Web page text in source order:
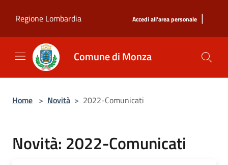
Regione Lombardia
Accedi all'area personale |
Comune di Monza
Home > Novità > 2022-Comunicati
Novità: 2022-Comunicati